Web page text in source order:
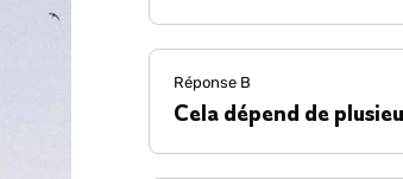
Réponse B
Cela dépend de